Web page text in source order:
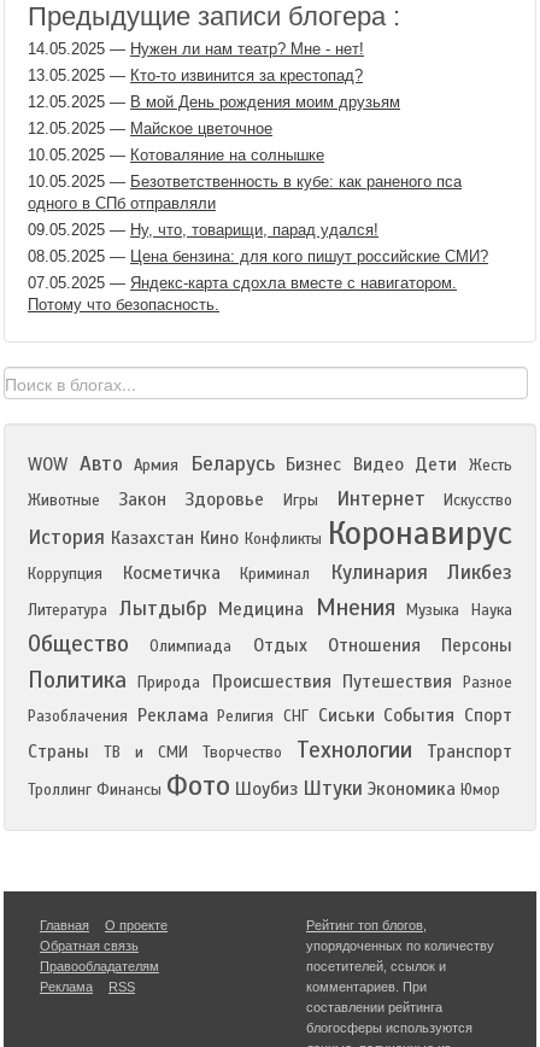
Предыдущие записи блогера :
14.05.2025 — Нужен ли нам театр? Мне - нет!
13.05.2025 — Кто-то извинится за крестопад?
12.05.2025 — В мой День рождения моим друзьям
12.05.2025 — Майское цветочное
10.05.2025 — Котоваляние на солнышке
10.05.2025 — Безответственность в кубе: как раненого пса
одного в СПб отправляли
09.05.2025 — Ну, что, товарищи, парад удался!
08.05.2025 — Цена бензина: для кого пишут российские СМИ?
07.05.2025 — Яндекс-карта сдохла вместе с навигатором.
Потому что безопасность.
WOW Авто Армия Беларусь Бизнес Видео Дети
Жесть
Животные
Закон Здоровье Игры Интернет Искусство
История Казахстан Кино Конфликты Коронавирус
Коррупция Косметичка Криминал Кулинария Ликбез
Литература Лытдыбр Медицина Мнения Музыка Наука
Общество Олимпиада Отдых Отношения Персоны
Политика Природа Происшествия Путешествия
Разное
Разоблачения
Реклама Религия СНГ Сиськи События Спорт
Страны
ТВ и СМИ Творчество Технологии Транспорт
Троллинг Финансы Фото Шоубиз Штуки Экономика Юмор
Главная
О проекте
Обратная связь
Правообладателям
Реклама
RSS
Рейтинг топ блогов
упорядоченных по количеству
посетителей, ссылок и
комментариев. При
составлении рейтинга
блогосферы используются